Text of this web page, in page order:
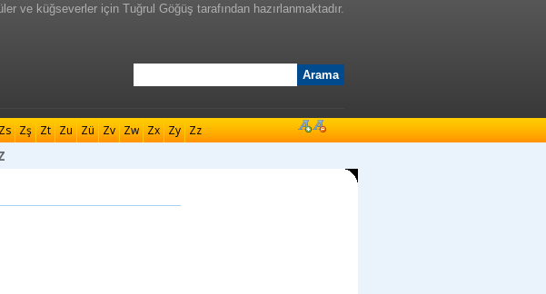
ve küğseverler için Tuğrul Göğüş tarafından hazırlanmaktadır.
Zs Zş Zt Zu Zü Zv Zw Zx Zy Zz